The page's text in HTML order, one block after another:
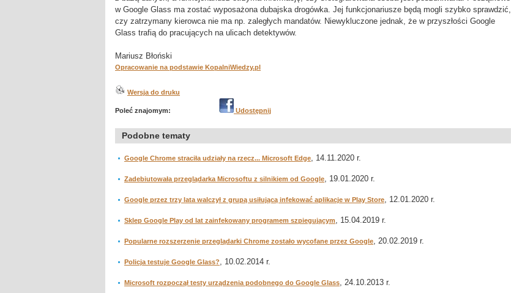
w Google Glass ma zostać wyposażona dubajska drogówka. Jej funkcjonariusze będą mogli szybko sprawdzić,
czy zatrzymany kierowca nie ma np. zaległych mandatów. Niewykluczone jednak, że w przyszłości Google
Glass trafią do pracujących na ulicach detektywów.
Mariusz Błoński
Opracowanie na podstawie KopalniWiedzy.pl
Wersja do druku
Poleć znajomym: Udostępnij
Podobne tematy
Google Chrome straciła udziały na rzecz... Microsoft Edge, 14.11.2020 r.
Zadebiutowała przeglądarka Microsoftu z silnikiem od Google, 19.01.2020 r.
Google przez trzy lata walczył z grupą usiłującą infekować aplikacje w Play Store, 12.01.2020 r.
Sklep Google Play od lat zainfekowany programem szpiegującym, 15.04.2019 r.
Popularne rozszerzenie przeglądarki Chrome zostało wycofane przez Google, 20.02.2019 r.
Policja testuje Google Glass?, 10.02.2014 r.
Microsoft rozpoczął testy urządzenia podobnego do Google Glass, 24.10.2013 r.